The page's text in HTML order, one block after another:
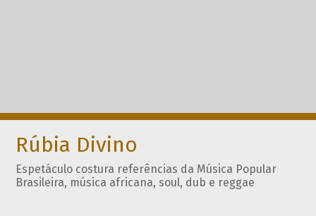
Rúbia Divino
Espetáculo costura referências da Música Popular
Brasileira, música africana, soul, dub e reggae